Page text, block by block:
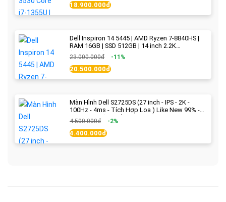
18.900.000đ
Dell Inspiron 14 5445 | AMD Ryzen 7-8840HS |
RAM 16GB | SSD 512GB | 14 inch 2.2K
(2240x1400) IPS 300nits | Ice Blue - New Fullbox
23.000.000đ -11%
20.500.000đ
Màn Hình Dell S2725DS (27 inch - IPS - 2K -
100Hz - 4ms - Tích Hợp Loa ) Like New 99% -
BH Chính Hãng hết 2027
4.500.000đ -2%
4.400.000đ